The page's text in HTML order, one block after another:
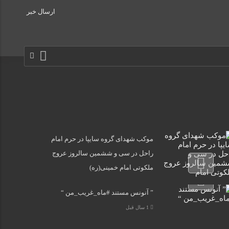
ارسال خبر
موکب شهدای گروه سایپا در حرم امام
راحل در سی و ششمین سالروز عروج
ملکوتی امام خمینی(ره)
” آنونس مستند #ماه_غریب_من “